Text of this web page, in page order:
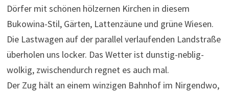
Dörfer mit schönen hölzernen Kirchen in diesem
Bukowina-Stil, Gärten, Lattenzäune und grüne Wiesen.
Die Lastwagen auf der parallel verlaufenden Landstraße
überholen uns locker. Das Wetter ist dunstig-neblig-
wolkig, zwischendurch regnet es auch mal.
Der Zug hält an einem winzigen Bahnhof im Nirgendwo,